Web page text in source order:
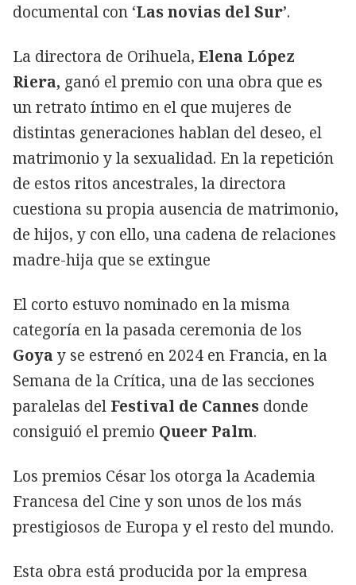
documental con ‘Las novias del Sur’.
La directora de Orihuela, Elena López
Riera, ganó el premio con una obra que es
un retrato íntimo en el que mujeres de
distintas generaciones hablan del deseo, el
matrimonio y la sexualidad. En la repetición
de estos ritos ancestrales, la directora
cuestiona su propia ausencia de matrimonio,
de hijos, y con ello, una cadena de relaciones
madre-hija que se extingue
El corto estuvo nominado en la misma
categoría en la pasada ceremonia de los
Goya y se estrenó en 2024 en Francia, en la
Semana de la Crítica, una de las secciones
paralelas del Festival de Cannes donde
consiguió el premio Queer Palm.
Los premios César los otorga la Academia
Francesa del Cine y son unos de los más
prestigiosos de Europa y el resto del mundo.
Esta obra está producida por la empresa